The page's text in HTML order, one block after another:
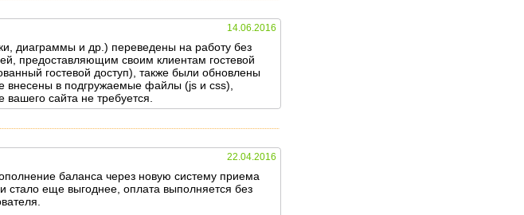
14.06.2016
диаграммы и др.) переведены на работу без
предоставляющим своим клиентам гостевой
гостевой доступ), также были обновлены
внесены в подгружаемые файлы (js и css),
сайта не требуется.
22.04.2016
баланса через новую систему приема
стало еще выгоднее, оплата выполняется без